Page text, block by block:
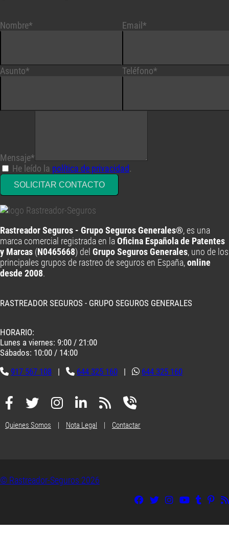
Nombre*
Asunto*
Email*
Teléfono*
Mensaje*
He leído la política de privacidad.
SOLICITAR CONTACTO
Rastreador Seguros - Grupo Seguros Generales®, es una
marca comercial registrada en laOficina Española de Patentes
y Marcas (N0465668) del Grupo Seguros Generales, uno de los
principales grupos de rastreo de seguros en España,online
desde 2008.
RASTREADOR SEGUROS - GRUPO SEGUROS GENERALES
HORARIO:
Lunes a viernes: 9:00 / 21:00
Sábados: 10:00 / 14:00
917 567 108 | 644 325 160 | 644 325 160
Quienes Somos | Nota Legal | Contactar
© Rastreador-Seguros 2026